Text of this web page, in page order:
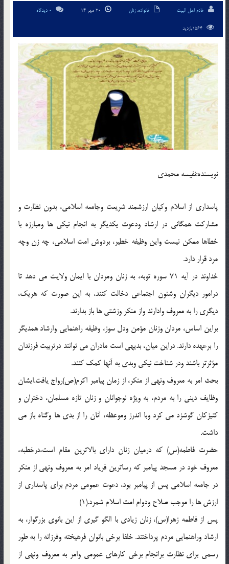
خادم اهل البیت خانواده,زنان 0 دیدگاه
نويسنده:نفيسه محمدي
پاسداري از اسلام وکيان ارزشمند شريعت وجامعه اسلامي، بدون نظارت و
مشارکت همگاني در ارشاد ودعوت يکديگر به انجام نيکي ها ومبارزه با
خطاها ممکن نيست واين وظيفه خطير، بردوش امت اسلامي، چه زن وچه
مرد قرار دارد.
خداوند در آيه 71 سوره توبه، به زنان ومردان با ايمان ولايت مي دهد تا
درامور ديگران وشئون اجتماعي دخالت کنند، به اين صورت که هريک،
ديگري را به معروف وادارند واز منکر وزشتي ها باز بدارند.
براين اساس، مردان وزنان مؤمن ودل سوز، وظيفه راهنمايي وارشاد همديگر
را برعهده دارند. دراين ميان، بديهي است مادران مي توانند درتربيت فرزندان
مؤثرتر باشند ودر شناخت نيکي وبدي به آنها کمک کنند.
بحث امر به معروف ونهي از منکر، از زمان پيامبر اکرم(ص)رواج يافت.ايشان
وظايف ديني را به مردم، به ويژه نوجوانان و زنان تازه مسلمان، دختران و
کنيزکان گوشزد مي کرد وبا اندرز وموعظه، آنان را از بدي ها وگناه باز مي
داشت.
حضرت فاطمه(س) که درميان زنان داراي بالاترين مقام است،درخطبه،
معروف خود در مسجد پيامبر که رساترين فرياد امر به معروف ونهي از منکر
در جامعه اسلامي پس از پيامبر بود، دعوت عمومي مردم براي پاسداري از
ارزش ها را موجب صلاح ودوام امت اسلام شمرد.(1)
پس از فاطمه زهرا(س)، زنان زيادي با الگو گيري از اين بانوي بزرگوار، به
ارشاد وراهنمايي مردم پرداختند. خلفا برخي بانوان فرهيخته وفرزانه را به طور
رسمي براي نظارت برانجام برخي کارهاي عمومي وامر به معروف ونهي از